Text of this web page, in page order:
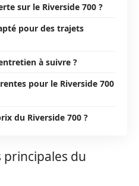
sur le Riverside 700 ?
pour des trajets
à suivre ?
pour le Riverside 700
du Riverside 700 ?
principales du